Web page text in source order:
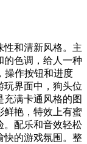
性和清新风格。主
的色调，给人一种
操作按钮和进度
玩界面中，狗头位
充满卡通风格的图
鲜艳，特效上有蜜
。配乐和音效轻松
快的游戏氛围。整